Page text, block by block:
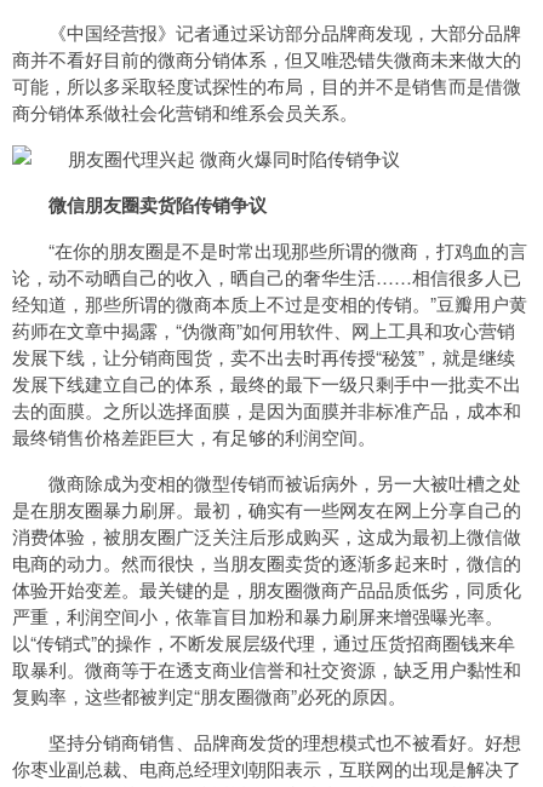
《中国经营报》记者通过采访部分品牌商发现，大部分品牌
商并不看好目前的微商分销体系，但又唯恐错失微商未来做大的
可能，所以多采取轻度试探性的布局，目的并不是销售而是借微
商分销体系做社会化营销和维系会员关系。
微信朋友圈卖货陷传销争议
“在你的朋友圈是不是时常出现那些所谓的微商，打鸡血的言
论，动不动晒自己的收入，晒自己的奢华生活……相信很多人已
经知道，那些所谓的微商本质上不过是变相的传销。”豆瓣用户黄
药师在文章中揭露，“伪微商”如何用软件、网上工具和攻心营销
发展下线，让分销商囤货，卖不出去时再传授“秘笈”，就是继续
发展下线建立自己的体系，最终的最下一级只剩手中一批卖不出
去的面膜。之所以选择面膜，是因为面膜并非标准产品，成本和
最终销售价格差距巨大，有足够的利润空间。
微商除成为变相的微型传销而被诟病外，另一大被吐槽之处
是在朋友圈暴力刷屏。最初，确实有一些网友在网上分享自己的
消费体验，被朋友圈广泛关注后形成购买，这成为最初上微信做
电商的动力。然而很快，当朋友圈卖货的逐渐多起来时，微信的
体验开始变差。最关键的是，朋友圈微商产品品质低劣，同质化
严重，利润空间小，依靠盲目加粉和暴力刷屏来增强曝光率。
以“传销式”的操作，不断发展层级代理，通过压货招商圈钱来牟
取暴利。微商等于在透支商业信誉和社交资源，缺乏用户黏性和
复购率，这些都被判定“朋友圈微商”必死的原因。
坚持分销商销售、品牌商发货的理想模式也不被看好。好想
你枣业副总裁、电商总经理刘朝阳表示，互联网的出现是解决了